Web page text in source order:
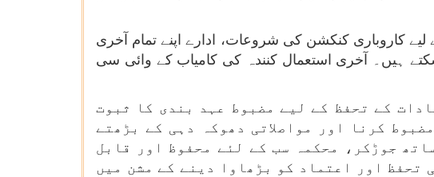
کاروباری کنکشن کی شروعات، ادارے اپنے تمام آخری
ہیں۔ آخری استعمال کنندہ کی کامیاب کے وائی سی
کے تحفظ کے لیے مضبوط عہد بندی کا ثبوت
کرنا اور مواصلاتی دھوکہ دہی کے بڑھتے
جوڑکر، محکمہ سب کے لئے محفوظ اور قابل
تحفظ اور اعتماد کو بڑھاوا دینے کے مشن میں